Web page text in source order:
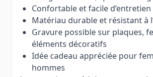
Confortable et facile d’entretien
Matériau durable et résistant à
Gravure possible sur plaques,
éléments décoratifs
Idée cadeau appréciée pour
hommes